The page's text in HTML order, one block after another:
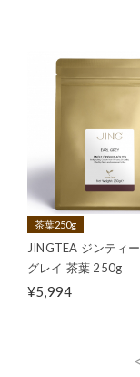
茶葉250g
JINGTEA ジンティ
グレイ 茶葉 250g
¥5,994